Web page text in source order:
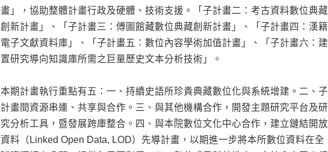
畫」，協助整體計畫行政及硬體、技術支援。「子計畫二：考古資料數位典藏
創新計畫」、「子計畫三：傅圖館藏數位典藏創新計畫」、「子計畫四：漢籍
電子文獻資料庫」、「子計畫五：數位內容學術加值計畫」、「子計畫六：建
置研究導向知識庫所需之巨量歷史文本分析技術」。
本期計畫執行重點有五：一、持續史語所珍貴典藏數位化與系統增建。二、子
計畫間資源串連、共享與合作。三、與其他機構合作，開發主題研究平台及研
究分析工具，暨發展跨庫整合。四、與本院數位文化中心合作，建立鏈結開放
資料（Linked Open Data, LOD）先導計畫，以期進一步將本所數位資料在全